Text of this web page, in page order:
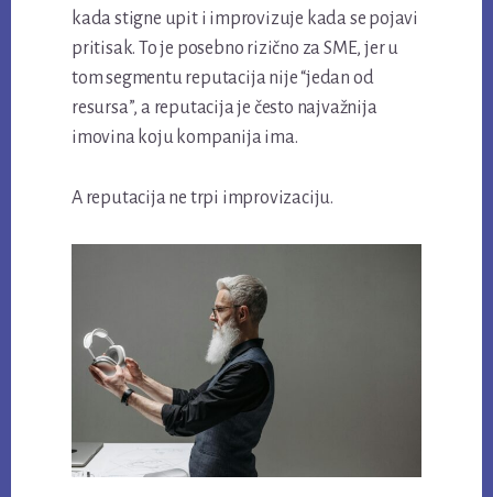
kada stigne upit i improvizuje kada se pojavi
pritisak. To je posebno rizično za SME, jer u
tom segmentu reputacija nije “jedan od
resursa”, a reputacija je često najvažnija
imovina koju kompanija ima.
A reputacija ne trpi improvizaciju.